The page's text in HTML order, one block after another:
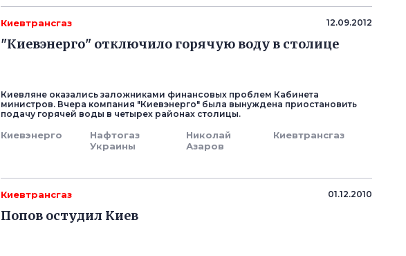
Киевтрансгаз 12.09.2012
"Киевэнерго" отключило горячую воду в столице
Киевляне оказались заложниками финансовых проблем Кабинета
министров. Вчера компания "Киевэнерго" была вынуждена приостановить
подачу горячей воды в четырех районах столицы.
Киевэнерго
Нафтогаз
Украины
Николай
Азаров
Киевтрансгаз
Киевтрансгаз 01.12.2010
Попов остудил Киев